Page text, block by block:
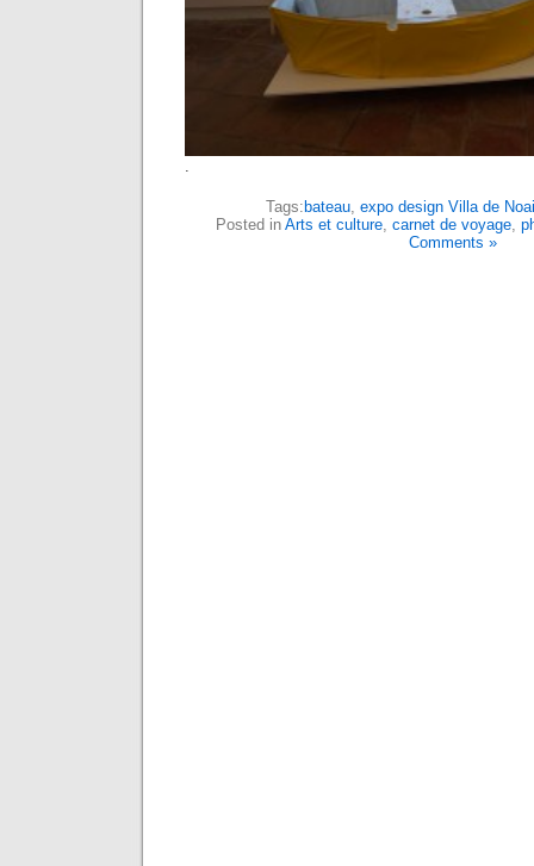
Tags:bateau, expo design Villa de
Posted in Arts et culture, carnet de voyage,
Comments »